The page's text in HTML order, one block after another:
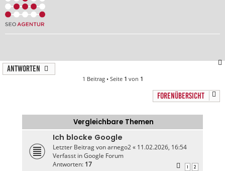
Antworten
1 Beitrag • Seite 1 von 1
FORENÜBERSICHT
Vergleichbare Themen
Ich blocke Google
Letzter Beitrag vonarnego2« 11.02.2026, 16:54
Verfasst inGoogle Forum
Antworten: 17 1 2